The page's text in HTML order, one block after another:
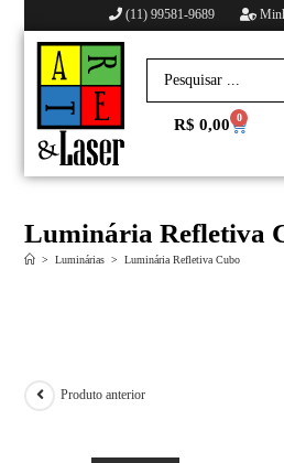
(11) 99581-9689
R$ 0,00 0
Luminária Refletiva
> Luminárias > Luminária Refletiva Cubo
Produto anterior